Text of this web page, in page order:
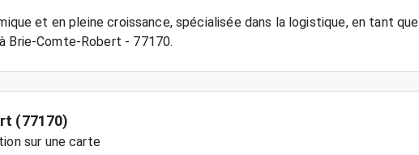
et en pleine croissance, spécialisée dans la logistique, en tant que
(77170)
sur une carte